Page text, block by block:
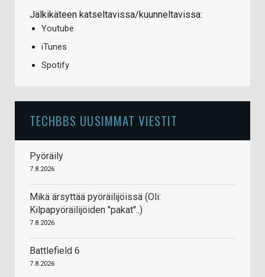
Jälkikäteen katseltavissa/kuunneltavissa:
Youtube
iTunes
Spotify
TECHBBS UUSIMMAT VIESTIT
Pyöräily
7.8.2026
Mikä ärsyttää pyöräilijöissä (Oli:
Kilpapyöräilijöiden "pakat"..)
7.8.2026
Battlefield 6
7.8.2026